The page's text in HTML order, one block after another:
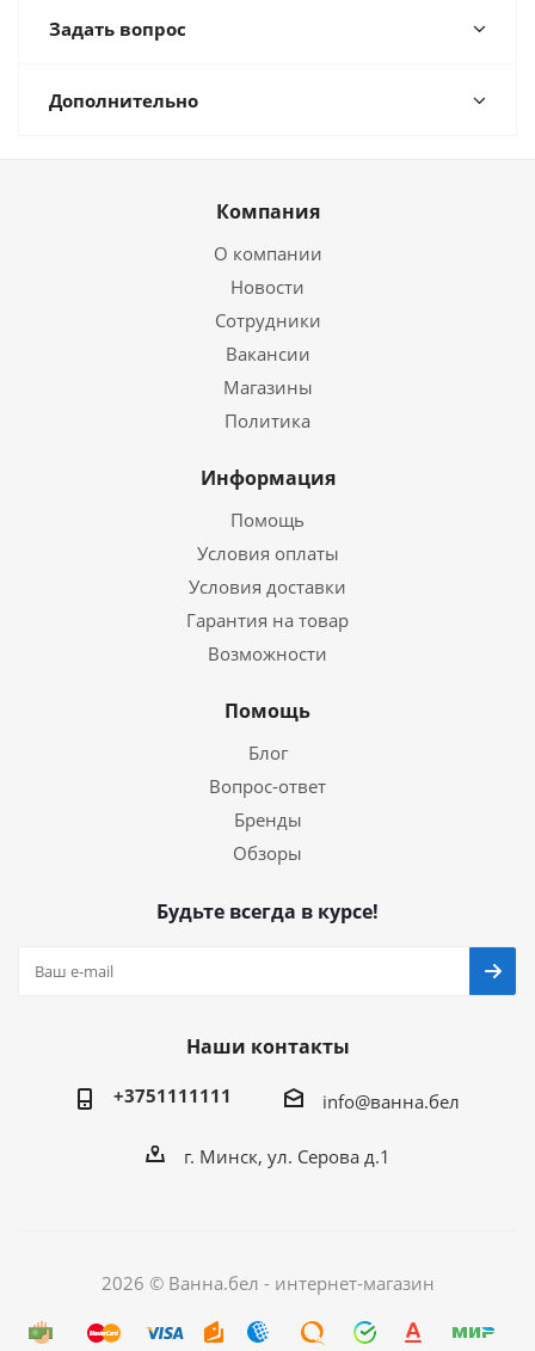
Задать вопрос
Дополнительно
Компания
О компании
Новости
Сотрудники
Вакансии
Магазины
Политика
Информация
Помощь
Условия оплаты
Условия доставки
Гарантия на товар
Возможности
Помощь
Блог
Вопрос-ответ
Бренды
Обзоры
Будьте всегда в курсе!
Наши контакты
+3751111111 info@ванна.бел
г. Минск, ул. Серова д.1
2026 © Ванна.бел - интернет-магазин